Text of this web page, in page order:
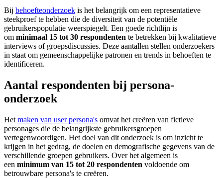
Bij behoefteonderzoek is het belangrijk om een representatieve
steekproef te hebben die de diversiteit van de potentiële
gebruikerspopulatie weerspiegelt. Een goede richtlijn is
om minimaal 15 tot 30 respondenten te betrekken bij kwalitatieve
interviews of groepsdiscussies. Deze aantallen stellen onderzoekers
in staat om gemeenschappelijke patronen en trends in behoeften te
identificeren.
Aantal respondenten bij persona-
onderzoek
Het maken van user persona's omvat het creëren van fictieve
personages die de belangrijkste gebruikersgroepen
vertegenwoordigen. Het doel van dit onderzoek is om inzicht te
krijgen in het gedrag, de doelen en demografische gegevens van de
verschillende groepen gebruikers. Over het algemeen is
een minimum van 15 tot 20 respondenten voldoende om
betrouwbare persona's te creëren.